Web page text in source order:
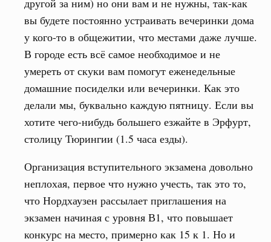
другой за ним) но они вам и не нужны, так-как
вы будете постоянно устраивать вечеринки дома
у кого-то в общежитии, что местами даже лучше.
В городе есть всё самое необходимое и не
умереть от скуки вам помогут еженедельные
домашние посиделки или вечеринки. Как это
делали мы, буквально каждую пятницу. Если вы
хотите чего-нибудь большего езжайте в Эрфурт,
столицу Тюрингии (1.5 часа езды).
Организация вступительного экзамена довольно
неплохая, первое что нужно учесть, так это то,
что Нордхаузен рассылает приглашения на
экзамен начиная с уровня В1, что повышает
конкурс на место, примерно как 15 к 1. Но и